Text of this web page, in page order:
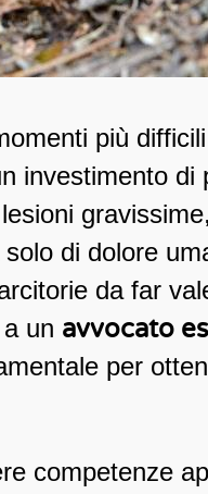
più
investimento di
di dolore
da far
un avvocato
per
competenze